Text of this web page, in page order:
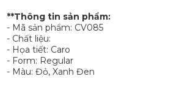
**Thông tin sản phẩm:
- Mã sản phẩm: CV085
- Chất liệu:
- Họa tiết: Caro
- Form: Regular
- Màu: Đỏ, Xanh Đen